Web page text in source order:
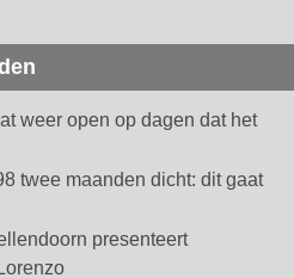
weer open op dagen dat het
twee maanden dicht: dit gaat
presenteert